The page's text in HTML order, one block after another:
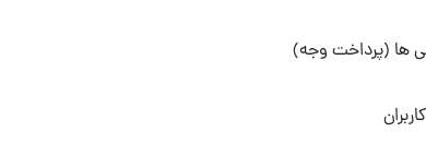
ها (پرداخت وجه)